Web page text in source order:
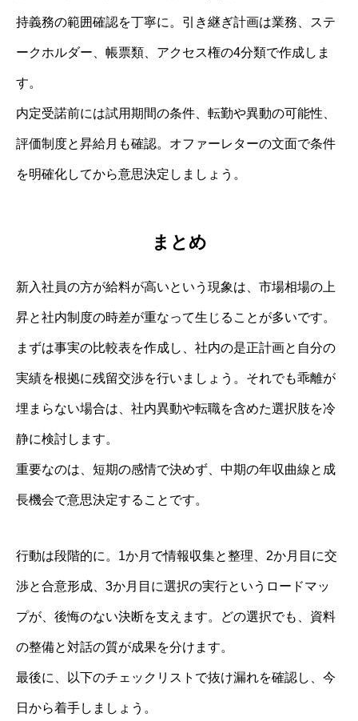
持義務の範囲確認を丁寧に。引き継ぎ計画は業務、ステ
ークホルダー、帳票類、アクセス権の4分類で作成しま
す。
内定受諾前には試用期間の条件、転勤や異動の可能性、
評価制度と昇給月も確認。オファーレターの文面で条件
を明確化してから意思決定しましょう。
まとめ
新入社員の方が給料が高いという現象は、市場相場の上
昇と社内制度の時差が重なって生じることが多いです。
まずは事実の比較表を作成し、社内の是正計画と自分の
実績を根拠に残留交渉を行いましょう。それでも乖離が
埋まらない場合は、社内異動や転職を含めた選択肢を冷
静に検討します。
重要なのは、短期の感情で決めず、中期の年収曲線と成
長機会で意思決定することです。
行動は段階的に。1か月で情報収集と整理、2か月目に交
渉と合意形成、3か月目に選択の実行というロードマッ
プが、後悔のない決断を支えます。どの選択でも、資料
の整備と対話の質が成果を分けます。
最後に、以下のチェックリストで抜け漏れを確認し、今
日から着手しましょう。